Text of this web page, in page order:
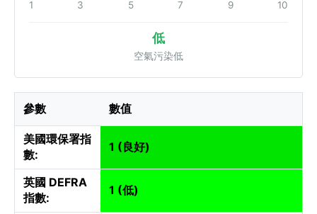
1 3 5 7 9 10
低
空氣污染低
參數 數值
美國環保署指
數:
1 (良好)
英國 DEFRA
指數:
1 (低)